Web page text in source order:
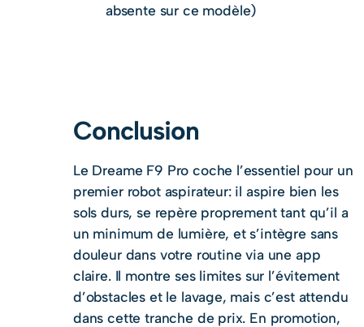
absente sur ce modèle)
Conclusion
Le Dreame F9 Pro coche l’essentiel pour un
premier robot aspirateur: il aspire bien les
sols durs, se repère proprement tant qu’il a
un minimum de lumière, et s’intègre sans
douleur dans votre routine via une app
claire. Il montre ses limites sur l’évitement
d’obstacles et le lavage, mais c’est attendu
dans cette tranche de prix. En promotion,